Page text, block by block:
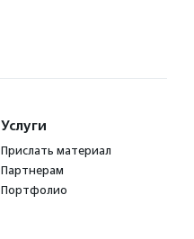
Услуги
Прислать материал
Партнерам
Портфолио